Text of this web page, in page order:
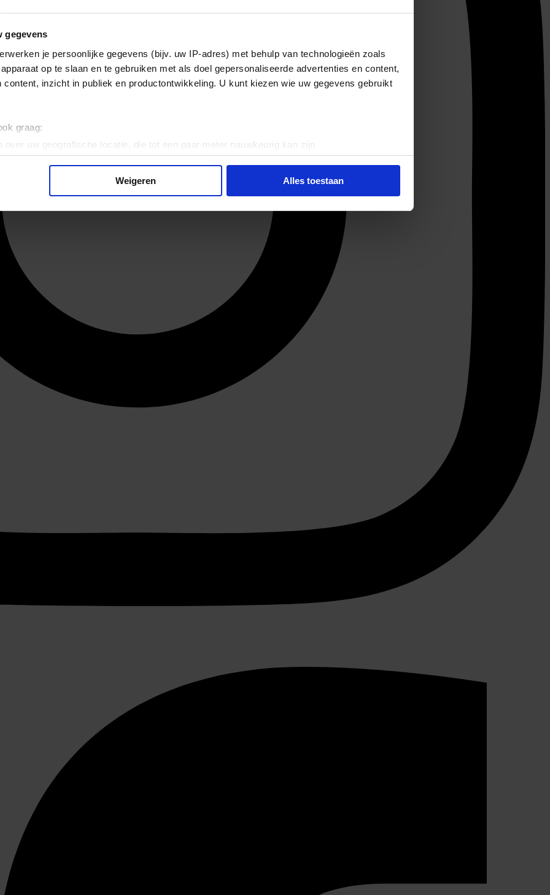
gegevens
je persoonlijke gegevens (bijv. uw IP-adres) met behulp van technologieën zoals
op te slaan en te gebruiken met als doel gepersonaliseerde advertenties en content,
content, inzicht in publiek en productontwikkeling. U kunt kiezen wie uw gegevens gebruikt
graag:
over uw geografische locatie, die tot een paar meter nauwkeurig kan zijn
door het actief te scannen op specifieke eigenschappen (fingerprinting)
gegevens worden verwerkt en stel uw voorkeuren in het
detailgedeelte
en advertenties te personaliseren, om functies voor social media te bieden en om ons
Ook delen we informatie over uw gebruik van onze site met onze partners voor social
Deze partners kunnen deze gegevens combineren met andere informatie die u aan ze heeft
op basis van uw gebruik van hun services.
Weigeren Alles toestaan